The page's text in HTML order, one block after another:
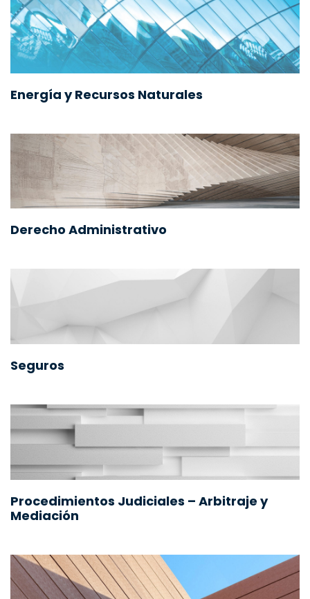
Energía y Recursos Naturales
Derecho Administrativo
Seguros
Procedimientos Judiciales – Arbitraje y
Mediación